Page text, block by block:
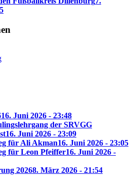
16. Juni 2026 - 23:48
der SRVGG
16. Juni 2026 - 23:09
für Ali Akman16. Juni 2026 - 23:05
für Leon Pfeiffer16. Juni 2026 -
20268. März 2026 - 21:54